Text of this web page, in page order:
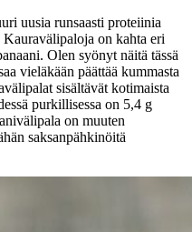
uusia runsaasti proteiinia
Kauravälipaloja on kahta eri
Olen syönyt näitä tässä
vieläkään päättää kummasta
sisältävät kotimaista
purkillisessa on 5,4 g
on muuten
saksanpähkinöitä